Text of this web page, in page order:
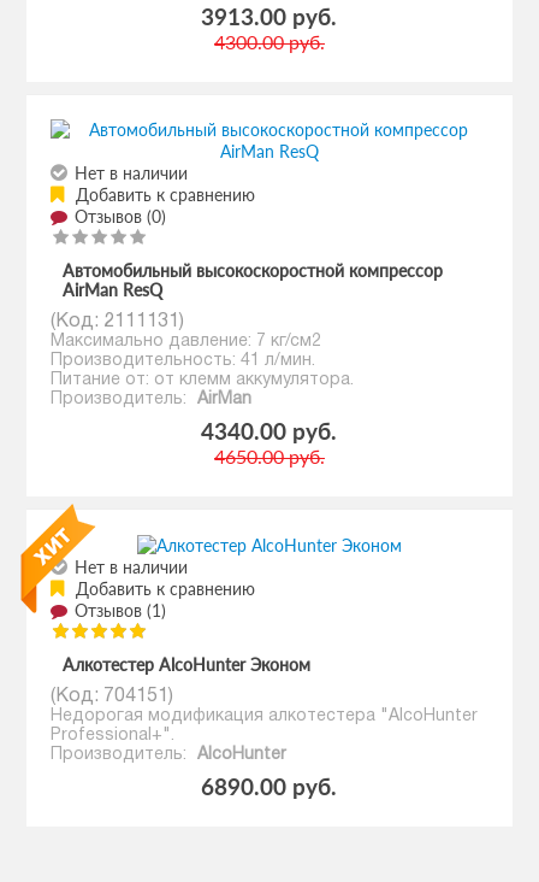
3913.00 руб.
4300.00 руб.
Нет в наличии
Добавить к сравнению
Отзывов (0)
Автомобильный высокоскоростной компрессор
AirMan ResQ
(Код: 2111131 )
Максимально давление: 7 кг/см2
Производительность: 41 л/мин.
Питание от: от клемм аккумулятора.
Производитель:
AirMan
4340.00 руб.
4650.00 руб.
Нет в наличии
Добавить к сравнению
Отзывов (1)
Алкотестер AlcoHunter Эконом
(Код: 704151 )
Недорогая модификация алкотестера "AlcoHunter
Professional+".
Производитель:
AlcoHunter
6890.00 руб.